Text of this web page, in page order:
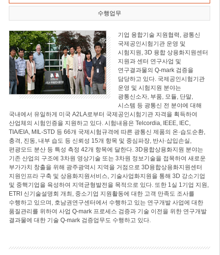
수행업무
기업 융합기술 지원협력, 광통신
국제공인시험기관 운영 및
시험지원, 3D 융합 상용화지원센터
지원과 센터 연구사업 및
연구결과물의 Q-mark 검증을
담당하고 있다. 국제공인시험기관
운영 및 시험지원 분야는
광통신소자, 부품, 모듈, 단말,
시스템 등 광통신 전 분야에 대해
국내에서 유일하게 미국 A2LA로부터 국제공인시험기관 자격을 획득하여
산업체의 시험인증을 지원하고 있다. 시험내용은 Telcordia, IEEE, IEC,
TIA/EIA, MIL-STD 등 66개 국제시험규격에 따른 광통신 제품의 온·습도순환,
충격, 진동, 내부 습도 등 신뢰성 15개 항목 및 중심파장, 반사·삽입손실,
편광모드 분산 등 특성 측정 42개 항목에 달한다. 3D융합상용화지원 분야는
기존 산업의 구조에 3차원 영상기술 또는 3차원 정보기술을 접목하여 새로운
부가가치 창출을 위해 광주광역시 지역을 거점으로 3D융합상용화지원센터
지원인프라 구축 및 상용화지원서비스, 기술사업화지원을 통해 3D 강소기업
및 중핵기업을 육성하여 지역균형발전을 목적으로 있다. 또한 1실 1기업 지원,
ETRI 신기술설명회 개최, 중소기업 지원활동에 대한 고객 만족도 조사를
수행하고 있으며, 호남권연구센터에서 수행하고 있는 연구개발 사업에 대한
품질관리를 위하여 사업 Q-mark 프로세스 검증과 기술 이전을 위한 연구개발
결과물에 대한 기술 Q-mark 검증업무도 수행하고 있다.